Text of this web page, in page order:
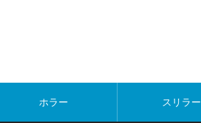
ホラー スリラー